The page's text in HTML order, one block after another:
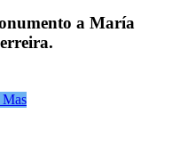
a María